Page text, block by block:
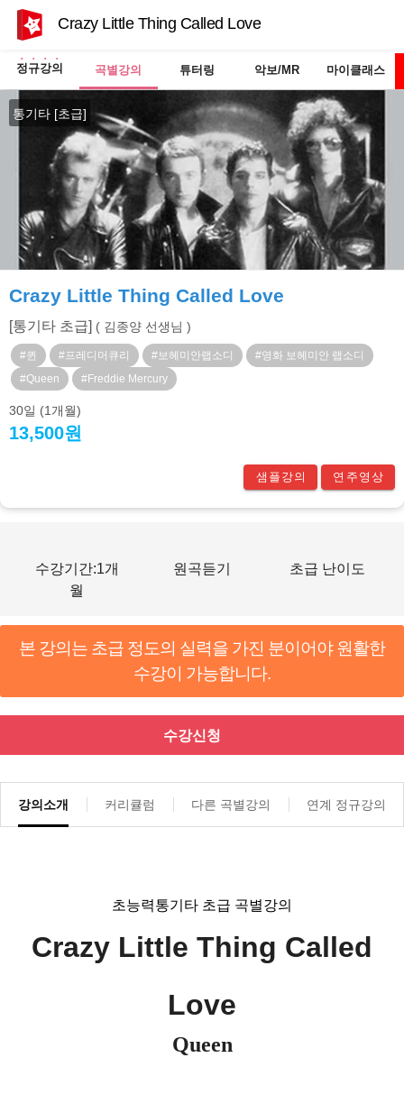
Crazy Little Thing Called Love
정규강의 곡별강의 튜터링 악보/MR 마이클래스
통기타 [초급]
Crazy Little Thing Called Love
[통기타 초급] ( 김종양 선생님 )
#퀸 #프레디머큐리 #보헤미안랩소디
#영화 보헤미안 랩소디
#Queen
#Freddie Mercury
30일 (1개월)
13,500원
샘플강의 연주영상
수강기간:1개
월
원곡듣기 초급 난이도
본 강의는 초급 정도의 실력을 가진 분이어야 원활한
수강이 가능합니다.
수강신청
강의소개 커리큘럼 다른 곡별강의 연계 정규강의
초능력통기타 초급 곡별강의
Crazy Little Thing Called
Love
Queen